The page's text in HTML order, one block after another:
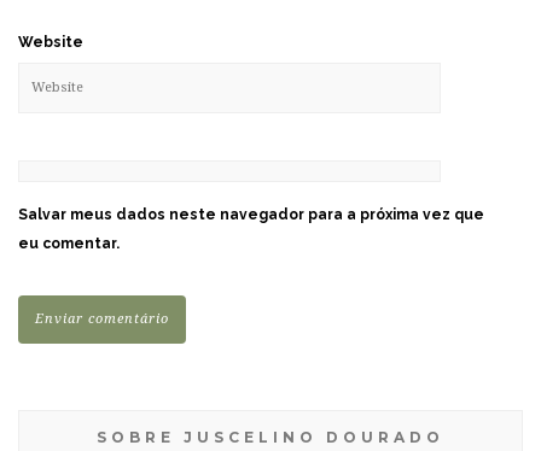
Website
Salvar meus dados neste navegador para a próxima vez que
eu comentar.
SOBRE JUSCELINO DOURADO